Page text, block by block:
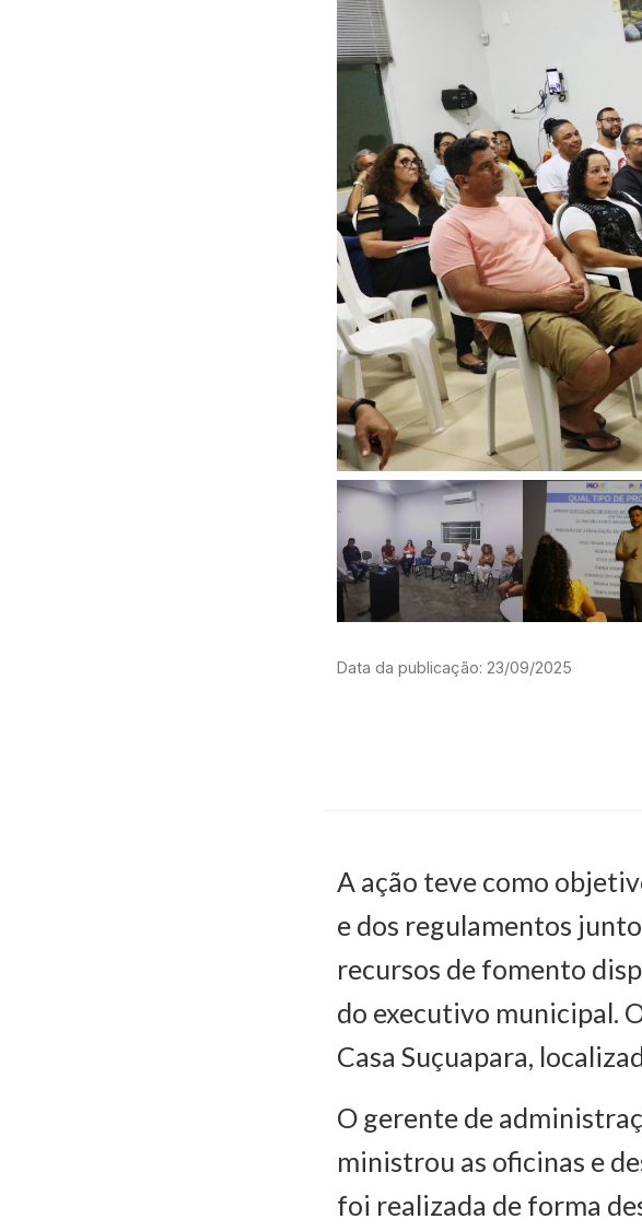
Data da publicação: 23/09/2025
A ação teve como
e dos regulamentos
recursos de fomento
do executivo municipal.
Casa Suçuapara,
O gerente de
ministrou as oficinas e
foi realizada de forma